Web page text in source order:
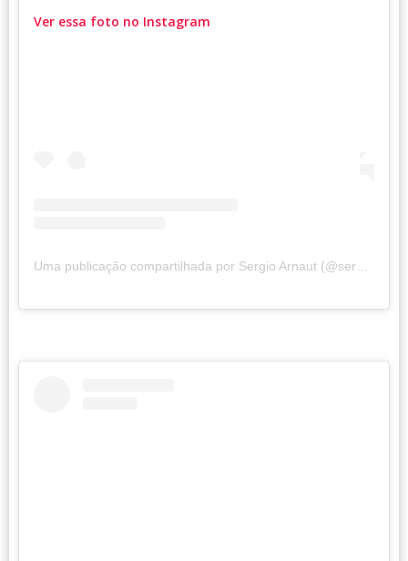
Ver essa foto no Instagram
Uma publicação compartilhada por Sergio Arnaut (@sergioarnaut)